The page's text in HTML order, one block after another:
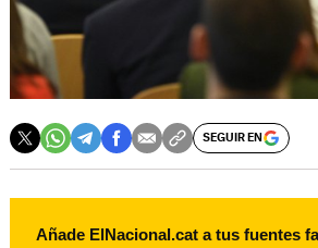
SEGUIR EN
Añade ElNacional.cat a tus fuentes